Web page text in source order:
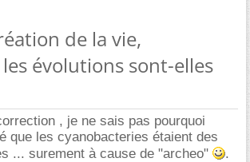
de la vie,
évolutions sont-elles
, je ne sais pas pourquoi
que les cyanobacteries étaient des
... surement à cause de "archeo"
.